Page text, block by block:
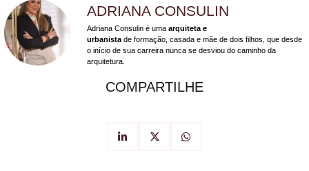
ADRIANA CONSULIN
Adriana Consulin é uma arquiteta e
urbanista de formação, casada e mãe de dois filhos, que desde
o início de sua carreira nunca se desviou do caminho da
arquitetura.
COMPARTILHE